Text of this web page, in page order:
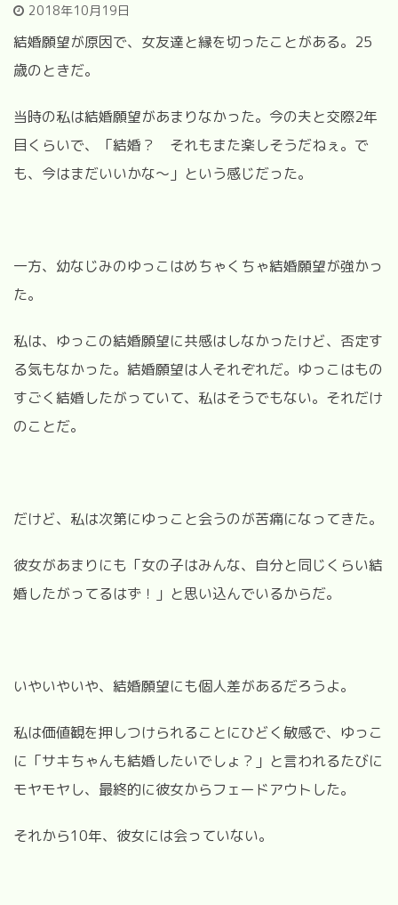
2018年10月19日
結婚願望が原因で、女友達と縁を切ったことがある。25
歳のときだ。
当時の私は結婚願望があまりなかった。今の夫と交際2年
目くらいで、「結婚？ それもまた楽しそうだねぇ。で
も、今はまだいいかな～」という感じだった。
一方、幼なじみのゆっこはめちゃくちゃ結婚願望が強かっ
た。
私は、ゆっこの結婚願望に共感はしなかったけど、否定す
る気もなかった。結婚願望は人それぞれだ。ゆっこはもの
すごく結婚したがっていて、私はそうでもない。それだけ
のことだ。
だけど、私は次第にゆっこと会うのが苦痛になってきた。
彼女があまりにも「女の子はみんな、自分と同じくらい結
婚したがってるはず！」と思い込んでいるからだ。
いやいやいや、結婚願望にも個人差があるだろうよ。
私は価値観を押しつけられることにひどく敏感で、ゆっこ
に「サキちゃんも結婚したいでしょ？」と言われるたびに
モヤモヤし、最終的に彼女からフェードアウトした。
それから10年、彼女には会っていない。